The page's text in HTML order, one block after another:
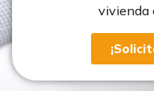
vivienda